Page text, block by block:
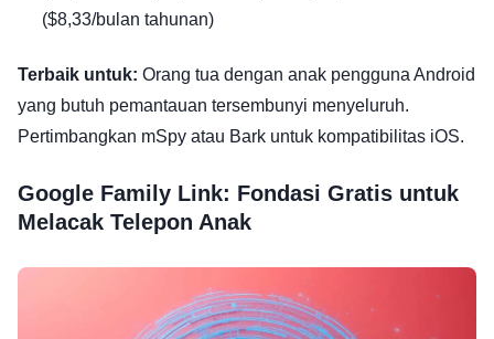
($8,33/bulan tahunan)
Terbaik untuk: Orang tua dengan anak pengguna Android
yang butuh pemantauan tersembunyi menyeluruh.
Pertimbangkan mSpy atau Bark untuk kompatibilitas iOS.
Google Family Link: Fondasi Gratis untuk
Melacak Telepon Anak